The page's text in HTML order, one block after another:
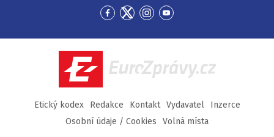
Přejít
Facebook
Přejít
Twitter
Přejít
Instagram
Přejít
YouTube
EuroZprávy.cz
Etický kodex Redakce Kontakt Vydavatel
Inzerce
Osobní údaje / Cookies
Volná místa